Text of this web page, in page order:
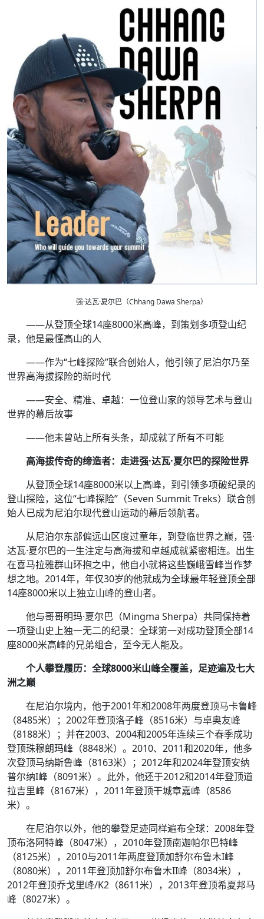
强·达瓦·夏尔巴（Chhang Dawa Sherpa）
——从登顶全球14座8000米高峰，到策划多项登山纪
录，他是最懂高山的人
——作为“七峰探险”联合创始人，他引领了尼泊尔乃至
世界高海拔探险的新时代
——安全、精准、卓越：一位登山家的领导艺术与登山
世界的幕后故事
——他未曾站上所有头条，却成就了所有不可能
高海拔传奇的缔造者：走进强·达瓦·夏尔巴的探险世界
从登顶全球14座8000米以上高峰，到引领多项破纪录的
登山探险，这位“七峰探险”（Seven Summit Treks）联合创
始人已成为尼泊尔现代登山运动的幕后领航者。
从尼泊尔东部偏远山区度过童年，到登临世界之巅，强·
达瓦·夏尔巴的一生注定与高海拔和卓越成就紧密相连。出生
在喜马拉雅群山环抱之中，他自小就将这些巍峨雪峰当作梦
想之地。2014年，年仅30岁的他就成为全球最年轻登顶全部
14座8000米以上独立山峰的登山者。
他与哥哥明玛·夏尔巴（Mingma Sherpa）共同保持着
一项登山史上独一无二的纪录：全球第一对成功登顶全部14
座8000米高峰的兄弟组合，至今无人能及。
个人攀登履历：全球8000米山峰全覆盖，足迹遍及七大
洲之巅
在尼泊尔境内，他于2001年和2008年两度登顶马卡鲁峰
（8485米）；2002年登顶洛子峰（8516米）与卓奥友峰
（8188米）；并在2003、2004和2005年连续三个春季成功
登顶珠穆朗玛峰（8848米）。2010、2011和2020年，他多
次登顶马纳斯鲁峰（8163米）；2012年和2024年登顶安纳
普尔纳I峰（8091米）。此外，他还于2012和2014年登顶道
拉吉里峰（8167米），2011年登顶干城章嘉峰（8586
米）。
在尼泊尔以外，他的攀登足迹同样遍布全球：2008年登
顶布洛阿特峰（8047米），2010年登顶南迦帕尔巴特峰
（8125米），2010与2011年两度登顶加舒尔布鲁木I峰
（8080米），2011年登顶加舒尔布鲁木II峰（8034米），
2012年登顶乔戈里峰/K2（8611米），2013年登顶希夏邦马
峰（8027米）。